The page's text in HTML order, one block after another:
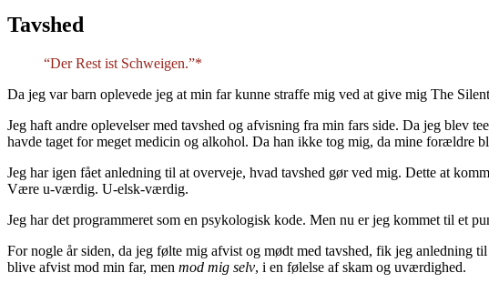
Tavshed
“Der Rest ist Schweigen.”*
Da jeg var barn oplevede jeg at min far kunne straffe mig ved at give mig The
Jeg haft andre oplevelser med tavshed og afvisning fra min fars side. Da jeg blev
havde taget for meget medicin og alkohol. Da han ikke tog mig, da mine forældre
Jeg har igen fået anledning til at overveje, hvad tavshed gør ved mig. Dette at
Være u-værdig. U-elsk-værdig.
Jeg har det programmeret som en psykologisk kode. Men nu er jeg kommet til et
For nogle år siden, da jeg følte mig afvist og mødt med tavshed, fik jeg anledning
blive afvist mod min far, men mod mig selv, i en følelse af skam og uværdighed.